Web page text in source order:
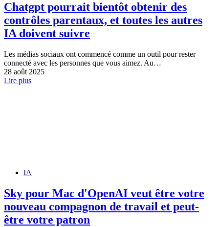
Chatgpt pourrait bientôt obtenir des
contrôles parentaux, et toutes les autres
IA doivent suivre
Les médias sociaux ont commencé comme un outil pour rester
connecté avec les personnes que vous aimez. Au…
28 août 2025
Lire plus
IA
Sky pour Mac d'OpenAI veut être votre
nouveau compagnon de travail et peut-
être votre patron